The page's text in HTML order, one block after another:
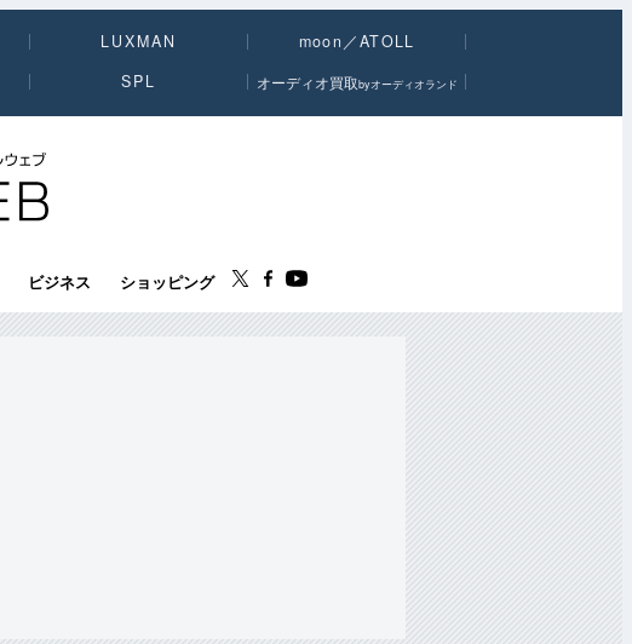
LUXMAN
moon／ATOLL
SPL オーディオ買取byオーディオランド
ビジネス ショッピング